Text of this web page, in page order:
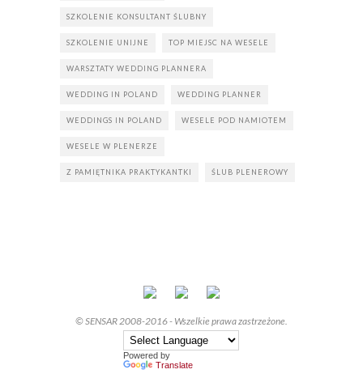
SZKOLENIE KONSULTANT ŚLUBNY
SZKOLENIE UNIJNE TOP MIEJSC NA WESELE
WARSZTATY WEDDING PLANNERA
WEDDING IN POLAND WEDDING PLANNER
WEDDINGS IN POLAND WESELE POD NAMIOTEM
WESELE W PLENERZE
Z PAMIĘTNIKA PRAKTYKANTKI ŚLUB PLENEROWY
© SENSAR 2008-2016 - Wszelkie prawa zastrzeżone.
Powered by
Translate